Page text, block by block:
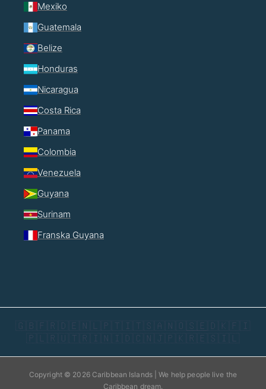
Mexiko
Guatemala
Belize
Honduras
Nicaragua
Costa Rica
Panama
Colombia
Venezuela
Guyana
Surinam
Franska Guyana
🇬🇧 🇫🇷 🇩🇪 🇳🇱 🇵🇹 🇮🇹 🇸🇦 🇳🇴 🇸🇪 🇩🇰 🇫🇮
🇵🇱 🇷🇺 🇹🇷 🇮🇳 🇮🇩 🇨🇳 🇯🇵 🇰🇷 🇪🇸 🇮🇱
Copyright © 2026 Caribbean Islands | We help people live the
Caribbean dream.